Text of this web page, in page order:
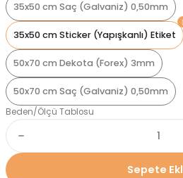
35x50 cm Saç (Galvaniz) 0,50mm
35x50 cm Sticker (Yapışkanlı) Etiket
50x70 cm Dekota (Forex) 3mm
50x70 cm Saç (Galvaniz) 0,50mm
Beden/Ölçü Tablosu
Sepete